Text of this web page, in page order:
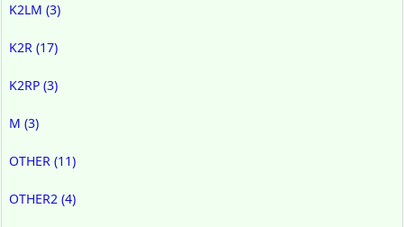
K2LM (3)
K2R (17)
K2RP (3)
M (3)
OTHER (11)
OTHER2 (4)